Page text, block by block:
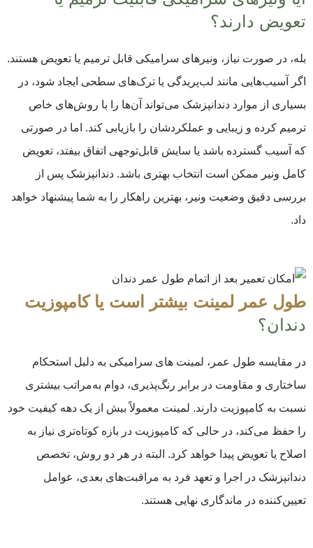
تعویض دارند؟
بله، در صورت نیاز، ونیرهای سرامیکی قابل ترمیم یا تعویض هستند.
اگر آسیب‌هایی مانند لب‌پریدگی یا ترک‌های سطحی ایجاد شود، در
بسیاری از موارد دندانپزشک می‌تواند آن‌ها را با روش‌های خاص
ترمیم کرده و زیبایی و عملکردشان را بازیابی کند. اما در صورتی
که آسیب گسترده باشد یا سایش قابل‌توجهی اتفاق بیفتد، تعویض
کامل ونیر ممکن است انتخاب بهتری باشد. دندانپزشک پس از
بررسی دقیق وضعیت ونیر، بهترین راهکار را به شما پیشنهاد خواهد
داد.
طول عمر لمینت بیشتر است یا کامپوزیت
دندان؟
در مقایسه طول عمر، لمینت‌ های سرامیکی به دلیل استحکام
ساختاری و مقاومت در برابر رنگ‌پذیری، دوام به‌مراتب بیشتری
نسبت به کامپوزیت دارند. لمینت معمولاً بیش از یک دهه کیفیت خود
را حفظ می‌کند، در حالی که کامپوزیت در بازه کوتاه‌تری نیاز به
اصلاح یا تعویض پیدا خواهد کرد. البته در هر دو روش، تخصص
دندانپزشک در اجرا و تعهد فرد به مراقبت‌های بعدی، عوامل
تعیین‌کننده در ماندگاری نهایی هستند.